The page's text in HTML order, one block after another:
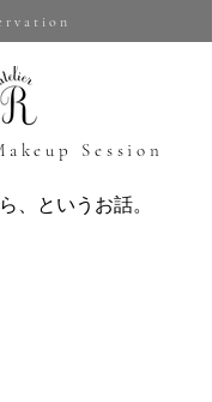
Session
、というお話。